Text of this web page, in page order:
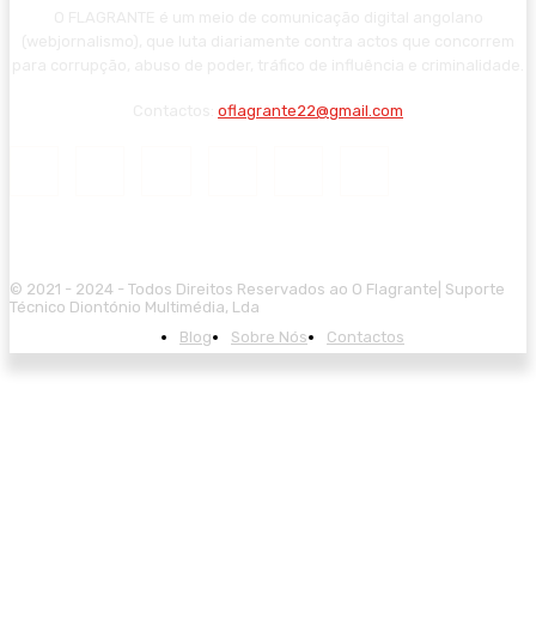
oflagrante22@gmail.com
© 2021 - 2024 - Todos Direitos Reservados ao O Flagrante| Suporte
Técnico Diontónio Multimédia, Lda
Blog
Sobre Nós Contactos